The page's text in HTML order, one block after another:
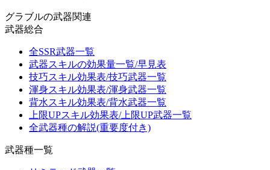
グラブルの武器関連
武器総合
全SSR武器一覧
武器スキルの効果量一覧/早見表
技巧スキル効果表/技巧武器一覧
渾身スキル効果表/渾身武器一覧
背水スキル効果表/背水武器一覧
上限UPスキル効果表/上限UP武器一覧
全武器種の解説(重要度付き)
武器種一覧